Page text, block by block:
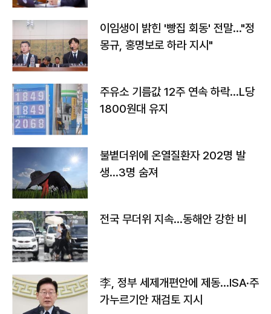
이임생이 밝힌 '빵집 회동' 전말…"정
몽규, 홍명보로 하라 지시"
주유소 기름값 12주 연속 하락…L당
1800원대 유지
불볕더위에 온열질환자 202명 발
생…3명 숨져
전국 무더위 지속…동해안 강한 비
李, 정부 세제개편안에 제동…ISA·주
가누르기안 재검토 지시